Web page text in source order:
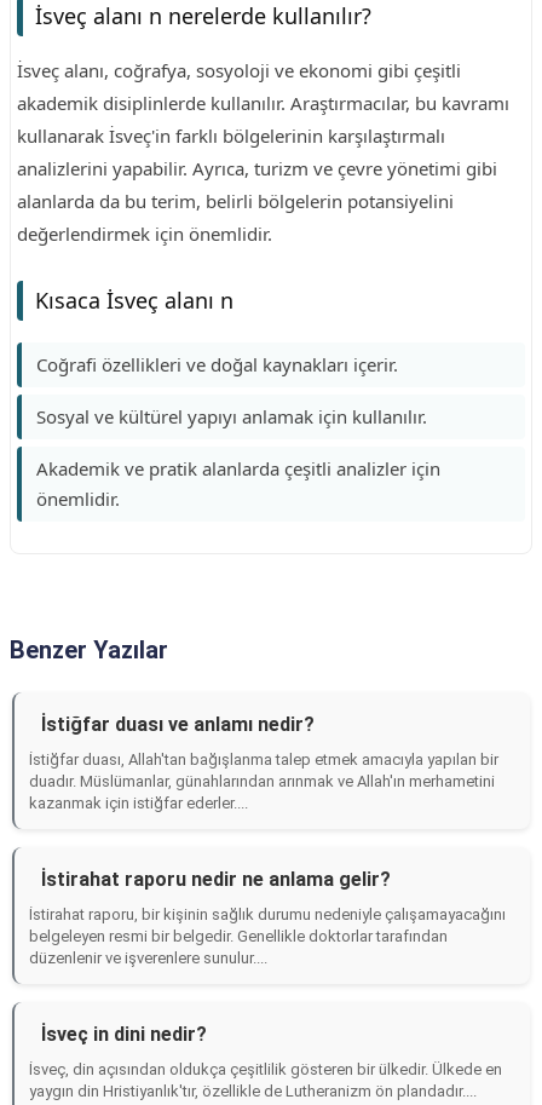
İsveç alanı n nerelerde kullanılır?
İsveç alanı, coğrafya, sosyoloji ve ekonomi gibi çeşitli
akademik disiplinlerde kullanılır. Araştırmacılar, bu kavramı
kullanarak İsveç'in farklı bölgelerinin karşılaştırmalı
analizlerini yapabilir. Ayrıca, turizm ve çevre yönetimi gibi
alanlarda da bu terim, belirli bölgelerin potansiyelini
değerlendirmek için önemlidir.
Kısaca İsveç alanı n
Coğrafi özellikleri ve doğal kaynakları içerir.
Sosyal ve kültürel yapıyı anlamak için kullanılır.
Akademik ve pratik alanlarda çeşitli analizler için
önemlidir.
Benzer Yazılar
İstiğfar duası ve anlamı nedir?
İstiğfar duası, Allah'tan bağışlanma talep etmek amacıyla yapılan bir
duadır. Müslümanlar, günahlarından arınmak ve Allah'ın merhametini
kazanmak için istiğfar ederler....
İstirahat raporu nedir ne anlama gelir?
İstirahat raporu, bir kişinin sağlık durumu nedeniyle çalışamayacağını
belgeleyen resmi bir belgedir. Genellikle doktorlar tarafından
düzenlenir ve işverenlere sunulur....
İsveç in dini nedir?
İsveç, din açısından oldukça çeşitlilik gösteren bir ülkedir. Ülkede en
yaygın din Hristiyanlık'tır, özellikle de Lutheranizm ön plandadır....